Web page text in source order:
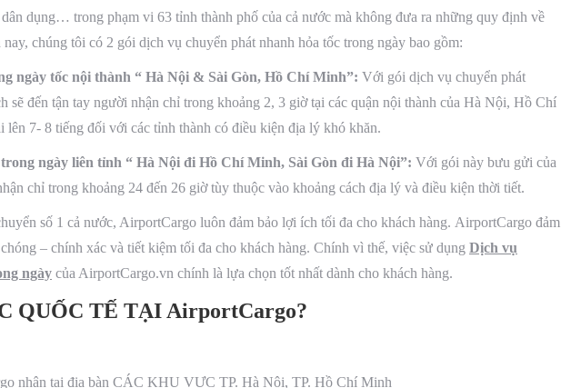
dụng… trong phạm vi 63 tỉnh thành phố của cả nước mà không đưa ra những quy định về
chúng tôi có 2 gói dịch vụ chuyển phát nhanh hỏa tốc trong ngày bao gồm:
ngày tốc nội thành “ Hà Nội & Sài Gòn, Hồ Chí Minh”: Với gói dịch vụ chuyển phát
sẽ đến tận tay người nhận chỉ trong khoảng 2, 3 giờ tại các quận nội thành của Hà Nội, Hồ Chí
7- 8 tiếng đối với các tỉnh thành có điều kiện địa lý khó khăn.
ngày liên tỉnh “ Hà Nội đi Hồ Chí Minh, Sài Gòn đi Hà Nội”: Với gói này bưu gửi của
chỉ trong khoảng 24 đến 26 giờ tùy thuộc vào khoảng cách địa lý và điều kiện thời tiết.
số 1 cả nước, AirportCargo luôn đảm bảo lợi ích tối đa cho khách hàng. AirportCargo đảm
– chính xác và tiết kiệm tối đa cho khách hàng. Chính vì thế, việc sử dụng Dịch vụ
ngày của AirportCargo.vn chính là lựa chọn tốt nhất dành cho khách hàng.
QUỐC TẾ TẠI AirportCargo?
nhận tại địa bàn CÁC KHU VỰC TP. Hà Nội, TP. Hồ Chí Minh